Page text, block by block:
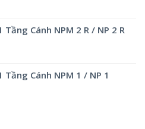
Tầng Cánh NPM 2 R / NP 2 R
Tầng Cánh NPM 1 / NP 1